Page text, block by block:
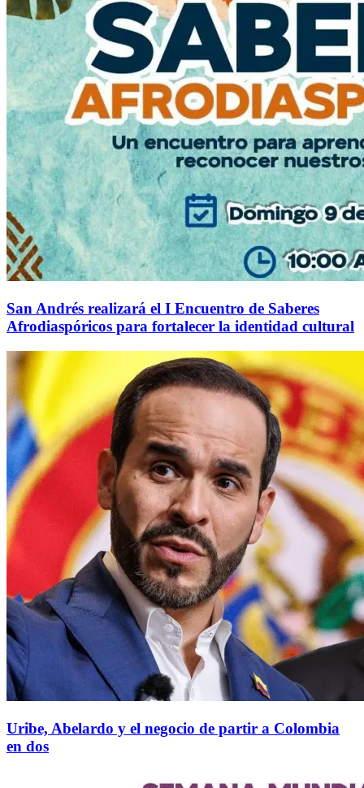
San Andrés realizará el I Encuentro de Saberes
Afrodiaspóricos para fortalecer la identidad cultural
Uribe, Abelardo y el negocio de partir a Colombia
en dos